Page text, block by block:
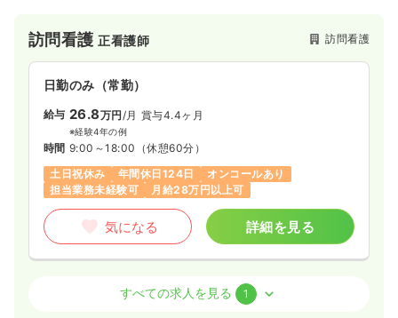
訪問看護正看護師 訪問看護
日勤のみ（常勤）
給与 26.8万円 /月 賞与4.4ヶ月
※経験4年の例
時間 9:00～18:00 （休憩60分）
土日祝休み
年間休日124日
オンコールあり
担当業務未経験可
月給28万円以上可
気になる 詳細を見る
正看護師 / 管理職
すべての求人を見る 1